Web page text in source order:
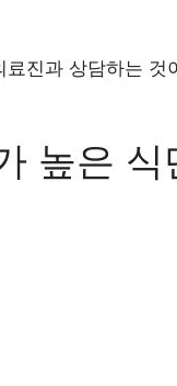
진과 상담하는
높은 식